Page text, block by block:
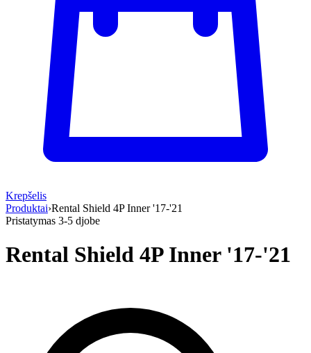
Krepšelis
Produktai›Rental Shield 4P Inner '17-'21
Pristatymas 3-5 djobe
Rental Shield 4P Inner '17-'21